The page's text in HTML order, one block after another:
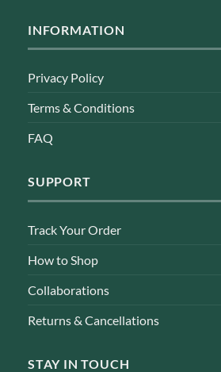
INFORMATION
Privacy Policy
Terms & Conditions
FAQ
SUPPORT
Track Your Order
How to Shop
Collaborations
Returns & Cancellations
STAY IN TOUCH